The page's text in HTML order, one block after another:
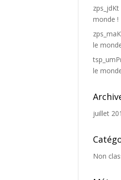
zps_jdKt
monde !
le
le
juillet
Non